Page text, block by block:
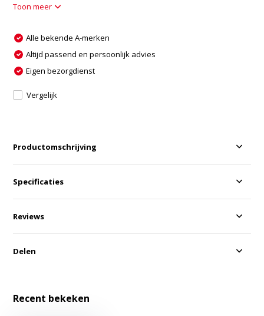
Toon meer
Alle bekende A-merken
Altijd passend en persoonlijk advies
Eigen bezorgdienst
Vergelijk
Productomschrijving
Specificaties
Reviews
Delen
Recent bekeken